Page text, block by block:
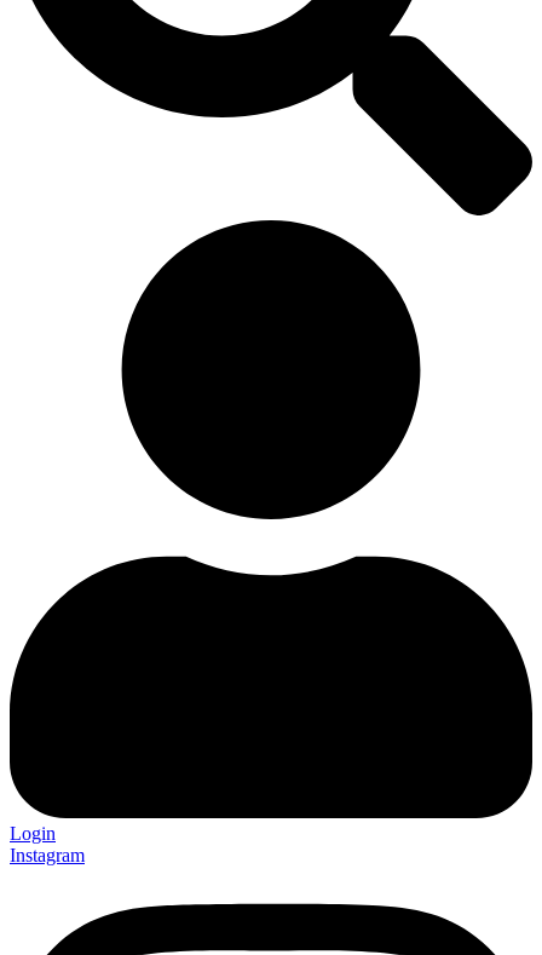
Login
Instagram